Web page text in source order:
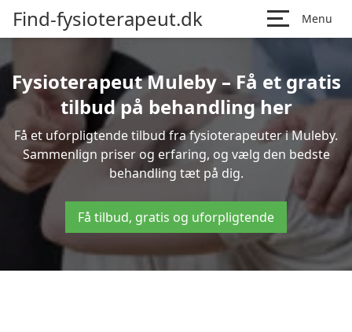
Find-fysioterapeut.dk Menu
Fysioterapeut Muleby – Få et gratis
tilbud på behandling her
Få et uforpligtende tilbud fra fysioterapeuter i Muleby.
Sammenlign priser og erfaring, og vælg den bedste
behandling tæt på dig.
Få tilbud, gratis og uforpligtende